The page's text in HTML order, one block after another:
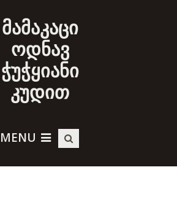
მამაკაცი
ოდნავ
ჭუჭყიანი
კუდით
MENU